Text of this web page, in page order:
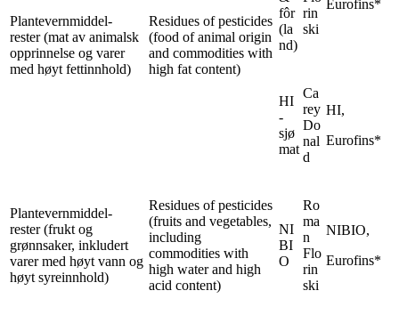
Plantevernmiddel-
rester (mat av animalsk
opprinnelse og varer
med høyt fettinnhold)
Residues of pesticides
(food of animal origin
and commodities with
high fat content)
fôr
(la
nd)
rin
ski
Eurofins*
HI
-
sjø
mat
Ca
rey
Do
nal
d
HI,
Eurofins*
Plantevernmiddel-
rester (frukt og
grønnsaker, inkludert
varer med høyt vann og
høyt syreinnhold)
Residues of pesticides
(fruits and vegetables,
including
commodities with
high water and high
acid content)
NI
BI
O
Ro
ma
n
Flo
rin
ski
NIBIO,
Eurofins*